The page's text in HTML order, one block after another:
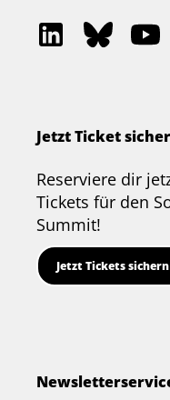
Software
Architecture
Software
Jetzt Ticket
Reserviere dir
Tickets für den
Summit!
Jetzt Tickets sichern